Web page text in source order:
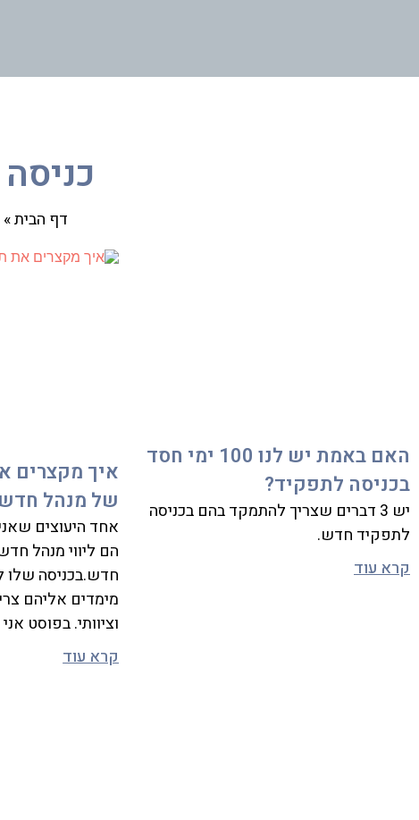
דף הבית»
האם באמת יש לנו 100 ימי חסד
בכניסה לתפקיד?
יש 3 דברים שצריך להתמקד בהם בכניסה
לתפקיד חדש.
קרא עוד
איך מקצרים
של מנהל חדש
אחד היעוצים
הם ליווי מנהל
חדש.בכניסה שלו
מימדים אליהם
וציוותי. בפוסט
קרא עוד